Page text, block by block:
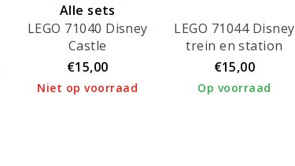
Alle sets
verhuurd!
LEGO 71040 Disney
Castle
€15,00
Niet op voorraad
LEGO 71044 Disney
trein en station
€15,00
Op voorraad